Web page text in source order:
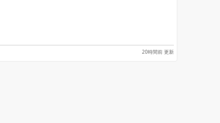
20時間前 更新